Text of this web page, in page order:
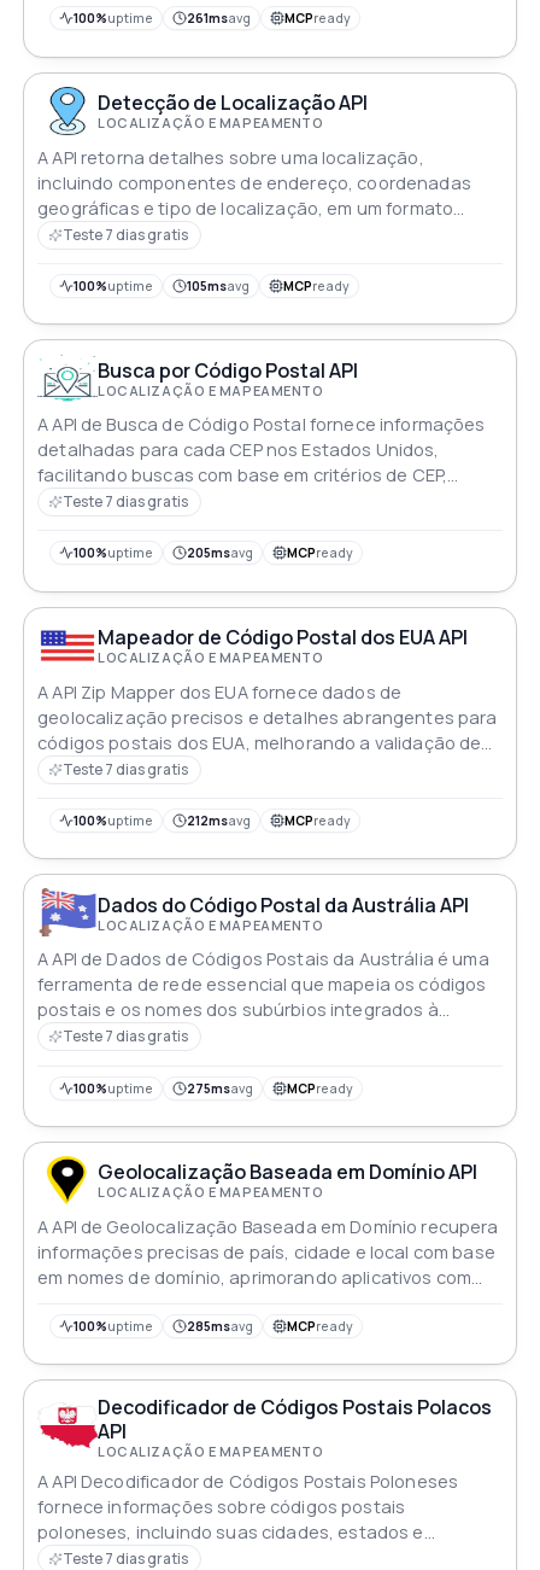
100%uptime 261msavg MCPready
Detecção de Localização API
LOCALIZAÇÃO E MAPEAMENTO
A API retorna detalhes sobre uma localização,
incluindo componentes de endereço, coordenadas
geográficas e tipo de localização, em um formato
estruturado
Teste 7 dias gratis
100%uptime 105msavg MCPready
Busca por Código Postal API
LOCALIZAÇÃO E MAPEAMENTO
A API de Busca de Código Postal fornece informações
detalhadas para cada CEP nos Estados Unidos,
facilitando buscas com base em critérios de CEP,
cidade e estado com dados abrangentes
Teste 7 dias gratis
100%uptime 205msavg MCPready
Mapeador de Código Postal dos EUA API
LOCALIZAÇÃO E MAPEAMENTO
A API Zip Mapper dos EUA fornece dados de
geolocalização precisos e detalhes abrangentes para
códigos postais dos EUA, melhorando a validação de
endereços e capacitando serviços robustos baseados
Teste 7 dias gratis
100%uptime 212msavg MCPready
Dados do Código Postal da Austrália API
LOCALIZAÇÃO E MAPEAMENTO
A API de Dados de Códigos Postais da Austrália é uma
ferramenta de rede essencial que mapeia os códigos
postais e os nomes dos subúrbios integrados à
paisagem geográfica da Austrália
Teste 7 dias gratis
100%uptime 275msavg MCPready
Geolocalização Baseada em Domínio API
LOCALIZAÇÃO E MAPEAMENTO
A API de Geolocalização Baseada em Domínio recupera
informações precisas de país, cidade e local com base
em nomes de domínio, aprimorando aplicativos com
100%uptime 285msavg MCPready
Decodificador de Códigos Postais Polacos
API
LOCALIZAÇÃO E MAPEAMENTO
A API Decodificador de Códigos Postais Poloneses
fornece informações sobre códigos postais
poloneses, incluindo suas cidades, estados e
localização geográfica. Basta fornecer um código
Teste 7 dias gratis